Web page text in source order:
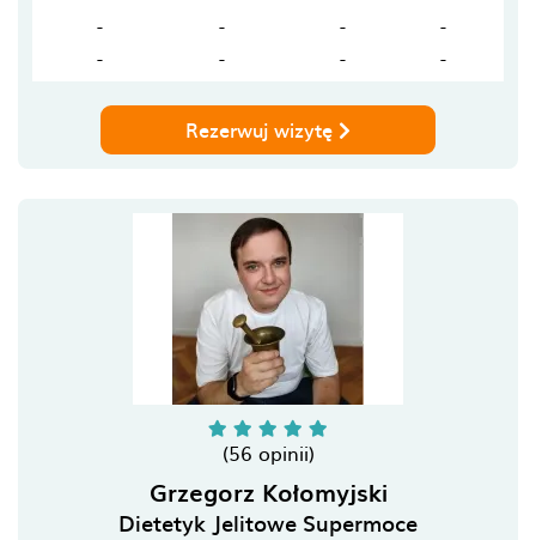
-
- -
-
-
- - -
Rezerwuj wizytę
(56 opinii)
Grzegorz Kołomyjski
Dietetyk Jelitowe Supermoce